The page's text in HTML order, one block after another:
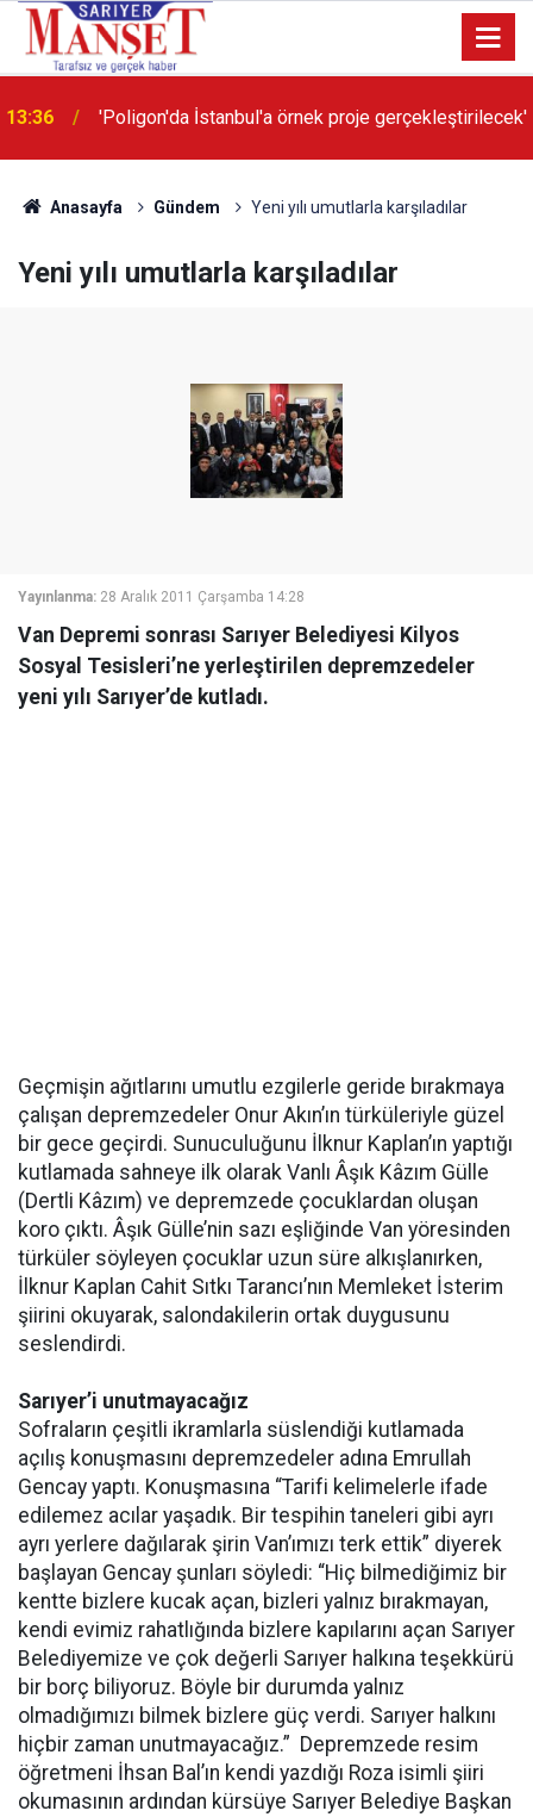
13:36 'Poligon'da İstanbul'a örnek proje gerçekleştirilecek'
Anasayfa Gündem Yeni yılı umutlarla karşıladılar
Yeni yılı umutlarla karşıladılar
Yayınlanma: 28 Aralık 2011 Çarşamba 14:28
Van Depremi sonrası Sarıyer Belediyesi Kilyos
Sosyal Tesisleri’ne yerleştirilen depremzedeler
yeni yılı Sarıyer’de kutladı.
Geçmişin ağıtlarını umutlu ezgilerle geride bırakmaya
çalışan depremzedeler Onur Akın’ın türküleriyle güzel
bir gece geçirdi. Sunuculuğunu İlknur Kaplan’ın yaptığı
kutlamada sahneye ilk olarak Vanlı Âşık Kâzım Gülle
(Dertli Kâzım) ve depremzede çocuklardan oluşan
koro çıktı. Âşık Gülle’nin sazı eşliğinde Van yöresinden
türküler söyleyen çocuklar uzun süre alkışlanırken,
İlknur Kaplan Cahit Sıtkı Tarancı’nın Memleket İsterim
şiirini okuyarak, salondakilerin ortak duygusunu
seslendirdi.
Sarıyer’i unutmayacağız
Sofraların çeşitli ikramlarla süslendiği kutlamada
açılış konuşmasını depremzedeler adına Emrullah
Gencay yaptı. Konuşmasına “Tarifi kelimelerle ifade
edilemez acılar yaşadık. Bir tespihin taneleri gibi ayrı
ayrı yerlere dağılarak şirin Van’ımızı terk ettik” diyerek
başlayan Gencay şunları söyledi: “Hiç bilmediğimiz bir
kentte bizlere kucak açan, bizleri yalnız bırakmayan,
kendi evimiz rahatlığında bizlere kapılarını açan Sarıyer
Belediyemize ve çok değerli Sarıyer halkına teşekkürü
bir borç biliyoruz. Böyle bir durumda yalnız
olmadığımızı bilmek bizlere güç verdi. Sarıyer halkını
hiçbir zaman unutmayacağız.” Depremzede resim
öğretmeni İhsan Bal’ın kendi yazdığı Roza isimli şiiri
okumasının ardından kürsüye Sarıyer Belediye Başkan